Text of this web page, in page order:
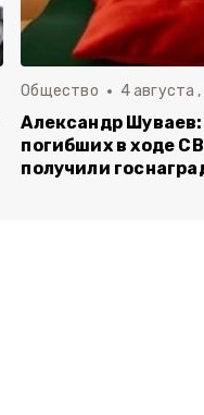
Общество 4 августа
Александр
погибших в ходе
получили